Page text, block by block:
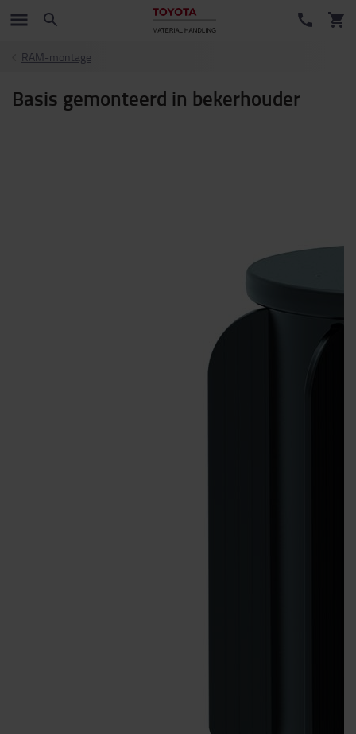
RAM-montage
Basis gemonteerd in bekerhouder